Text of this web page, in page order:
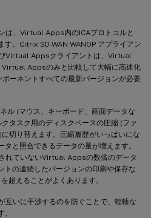
は、Virtual Apps内のICAプロトコルと
す。Citrix SD-WAN WANOP アプライアン
Virtual Appsクライアントは、Virtual
Appsのみと比較して大幅に高速化
ーネントすべての最新バージョンが必要
ル (マウス、キーボード、画面データな
タスク用のディスクベースの圧縮 (ファ
切り替えます。圧縮履歴がいっぱいにな
と照合できるデータの量が増えます。
れていないVirtual Appsの数倍のデータ
トの連続したバージョンの印刷や保存な
超えることがよくあります。
いに干渉するのを防ぐことで、輻輳な